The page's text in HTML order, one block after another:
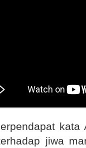
kata
jiwa